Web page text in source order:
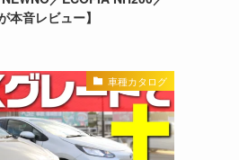
本音レビュー】
車種カタログ